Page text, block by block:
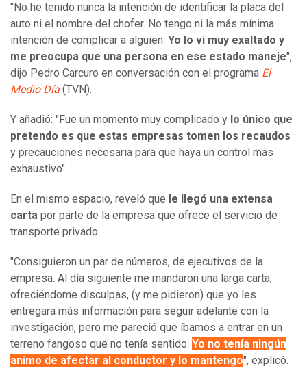
"No he tenido nunca la intención de identificar la placa del
auto ni el nombre del chofer. No tengo ni la más mínima
intención de complicar a alguien. Yo lo vi muy exaltado y
me preocupa que una persona en ese estado maneje",
dijo Pedro Carcuro en conversación con el programa El
Medio Día (TVN).
Y añadió: "Fue un momento muy complicado y lo único que
pretendo es que estas empresas tomen los recaudos
y precauciones necesaria para que haya un control más
exhaustivo".
En el mismo espacio, reveló que le llegó una extensa
carta por parte de la empresa que ofrece el servicio de
transporte privado.
"Consiguieron un par de números, de ejecutivos de la
empresa. Al día siguiente me mandaron una larga carta,
ofreciéndome disculpas, (y me pidieron) que yo les
entregara más información para seguir adelante con la
investigación, pero me pareció que íbamos a entrar en un
terreno fangoso que no tenía sentido. Yo no tenía ningún
animo de afectar al conductor y lo mantengo", explicó.